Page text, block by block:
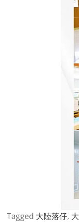
Tagged 大陸落仔,